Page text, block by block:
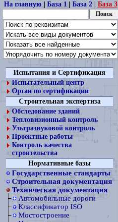
На главную| База 1| База 2| База 3
Испытания и Сертификация
Испытательный центр
Орган по сертификации
Строительная экспертиза
Обследование зданий
Тепловизионный контроль
Ультразвуковой контроль
Проектные работы
Контроль качества
строительства
Нормативные базы
Государственные стандарты
Строительная документация
Техническая документация
Автомобильные дороги
Классификатор ISO
Мостостроение